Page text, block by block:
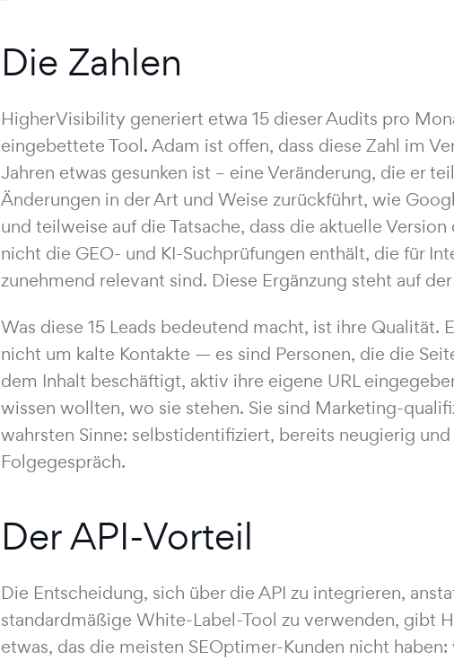
Die Zahlen
HigherVisibility generiert etwa 15 dieser Audits pro
eingebettete Tool. Adam ist offen, dass diese Zahl im
Jahren etwas gesunken ist – eine Veränderung, die er
Änderungen in der Art und Weise zurückführt, wie
und teilweise auf die Tatsache, dass die aktuelle Version
nicht die GEO- und KI-Suchprüfungen enthält, die für
zunehmend relevant sind. Diese Ergänzung steht auf
Was diese 15 Leads bedeutend macht, ist ihre Qualität.
nicht um kalte Kontakte — es sind Personen, die die
dem Inhalt beschäftigt, aktiv ihre eigene URL
wissen wollten, wo sie stehen. Sie sind Marketing-
wahrsten Sinne: selbstidentifiziert, bereits neugierig
Folgegespräch.
Der API-Vorteil
Die Entscheidung, sich über die API zu integrieren,
standardmäßige White-Label-Tool zu verwenden, gibt
etwas, das die meisten SEOptimer-Kunden nicht